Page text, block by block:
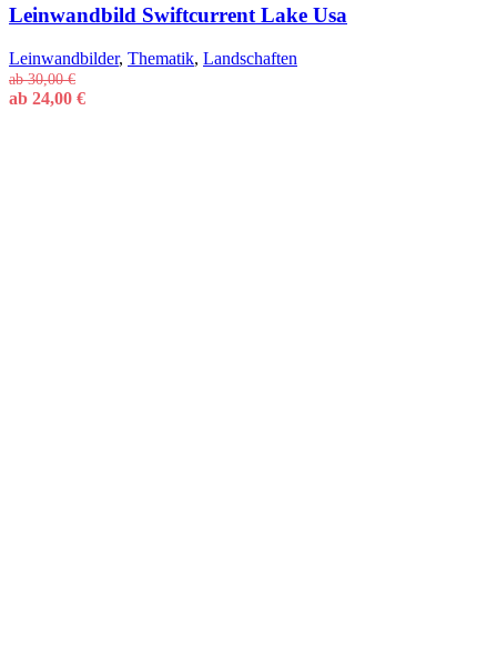
Leinwandbild Swiftcurrent Lake Usa
Leinwandbilder, Thematik, Landschaften
ab30,00€
ab 24,00 €